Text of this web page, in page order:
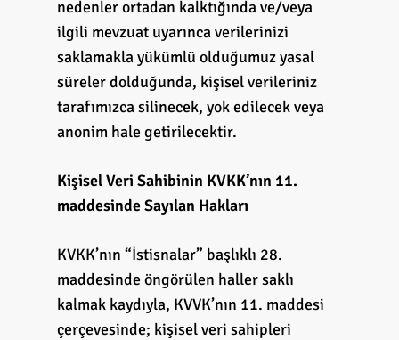
nedenler ortadan kalktığında ve/veya
ilgili mevzuat uyarınca verilerinizi
saklamakla yükümlü olduğumuz yasal
süreler dolduğunda, kişisel verileriniz
tarafımızca silinecek, yok edilecek veya
anonim hale getirilecektir.
Kişisel Veri Sahibinin KVKK’nın 11.
maddesinde Sayılan Hakları
KVKK’nın “İstisnalar” başlıklı 28.
maddesinde öngörülen haller saklı
kalmak kaydıyla, KVVK’nın 11. maddesi
çerçevesinde; kişisel veri sahipleri